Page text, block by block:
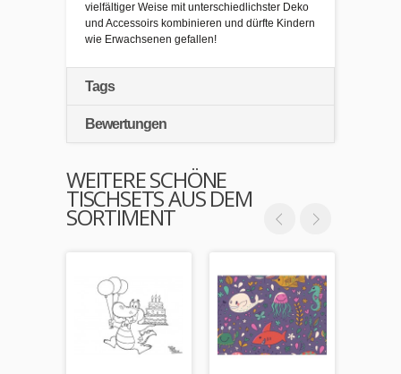
vielfältiger Weise mit unterschiedlichster Deko
und Accessoirs kombinieren und dürfte Kindern
wie Erwachsenen gefallen!
Tags
Bewertungen
WEITERE SCHÖNE
TISCHSETS AUS DEM
SORTIMENT